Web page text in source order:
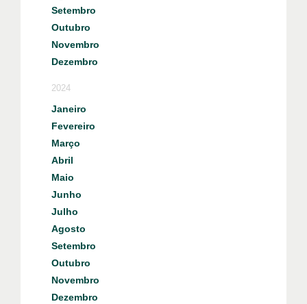
Setembro
Outubro
Novembro
Dezembro
2024
Janeiro
Fevereiro
Março
Abril
Maio
Junho
Julho
Agosto
Setembro
Outubro
Novembro
Dezembro